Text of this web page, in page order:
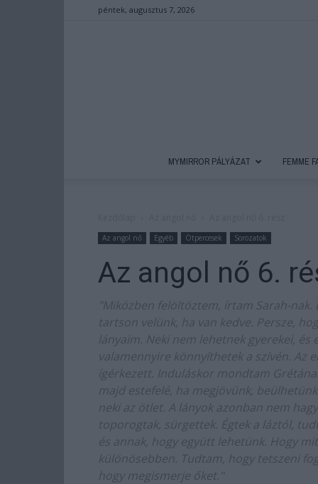
péntek, augusztus 7, 2026
MYMIRROR PÁLYÁZAT FEMME
Az angol nő Egyéb Ötpercesek Sorozatok
Az angol nő 6.
"Miközben felöltöztem, írtam Sarah-
tartson velünk, ha van kedve. Persze,
lányaim. Neki nem lehetnek gyerekei,
valamennyire könnyíthetek a szívén. Az
ígérkezett. Induláskor mondtam
majd estefelé, ha megjövünk,
neki az ötlet. A lányok azonban nem
toporogtak, sürgettek. Égtek a láztól,
és annak, hogy együtt lehetünk. Hogy
különösebben. Tudtam, hogy tetszeni
hogy megismerje őket."